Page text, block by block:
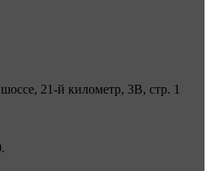
21-й километр, 3В, стр. 1